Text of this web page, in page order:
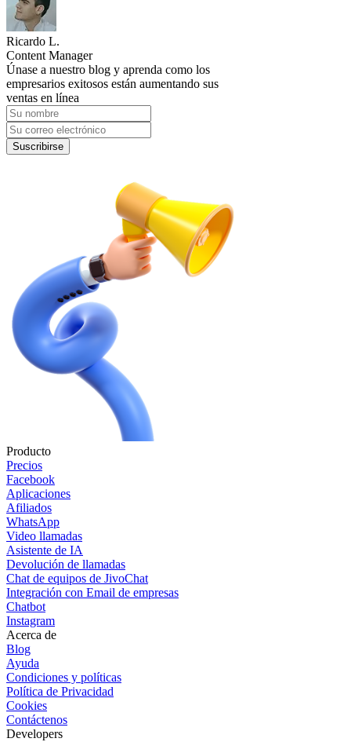
Ricardo L.
Content Manager
Únase a nuestro blog y aprenda como los
empresarios exitosos están aumentando sus
ventas en línea
Suscribirse
Producto
Precios
Facebook
Aplicaciones
Afiliados
WhatsApp
Video llamadas
Asistente de IA
Devolución de llamadas
Chat de equipos de JivoChat
Integración con Email de empresas
Chatbot
Instagram
Acerca de
Blog
Ayuda
Condiciones y políticas
Política de Privacidad
Cookies
Contáctenos
Developers